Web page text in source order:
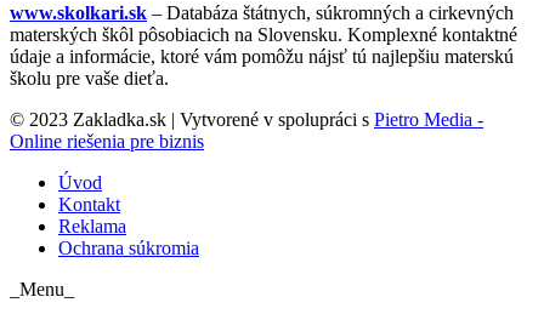
www.skolkari.sk – Databáza štátnych, súkromných a cirkevných
materských škôl pôsobiacich na Slovensku. Komplexné kontaktné
údaje a informácie, ktoré vám pomôžu nájsť tú najlepšiu materskú
školu pre vaše dieťa.
© 2023 Zakladka.sk | Vytvorené v spolupráci s Pietro Media -
Online riešenia pre biznis
Úvod
Kontakt
Reklama
Ochrana súkromia
_Menu_